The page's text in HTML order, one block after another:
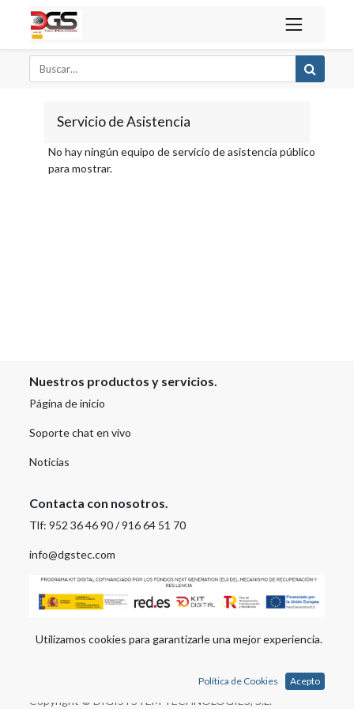
Servicio de Asistencia
No hay ningún equipo de servicio de asistencia público
para mostrar.
Nuestros productos y servicios.
Página de inicio
Soporte chat en vivo
Noticias
Contacta con nosotros.
Tlf: 952 36 46 90 / 916 64 51 70
info@dgstec.com
Open Source eCommerce
Copyright ©DIGISYSTEM TECHNOLOGIES, S.L.
Utilizamos cookies para garantizarle una mejor experiencia.
Política de Cookies Acepto